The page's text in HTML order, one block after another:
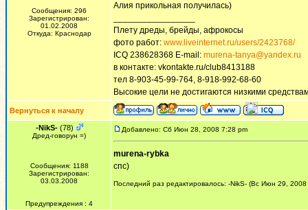
Сообщения: 296
Зарегистрирован:
01.02.2008
Откуда: Краснодар
Алия прикольная получилась)
Плету дреды, брейды, афрокосы
фото работ: www.liveinternet.ru/users/2423768/
ICQ 238628368 E-mail: murena-tanya@yandex.ru
в контакте: vkontakte.ru/club8413188
тел 8-903-45-99-764, 8-918-992-68-60
Высокие цели не достигаются низкими
Вернуться к началу
-NikS-(78)
Дред-говорун =)
Сообщения: 1188
Зарегистрирован:
03.03.2008
Предупреждения : 4
Добавлено: Сб Июн 28, 2008 7:28 pm
murena-rybka
спс)
Последний раз редактировалось: -NikS- (Вс Июн 29,